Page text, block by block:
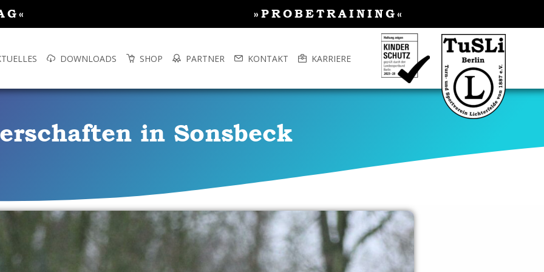
»PROBETRAINING«
DOWNLOADS SHOP PARTNER KONTAKT KARRIERE
in Sonsbeck